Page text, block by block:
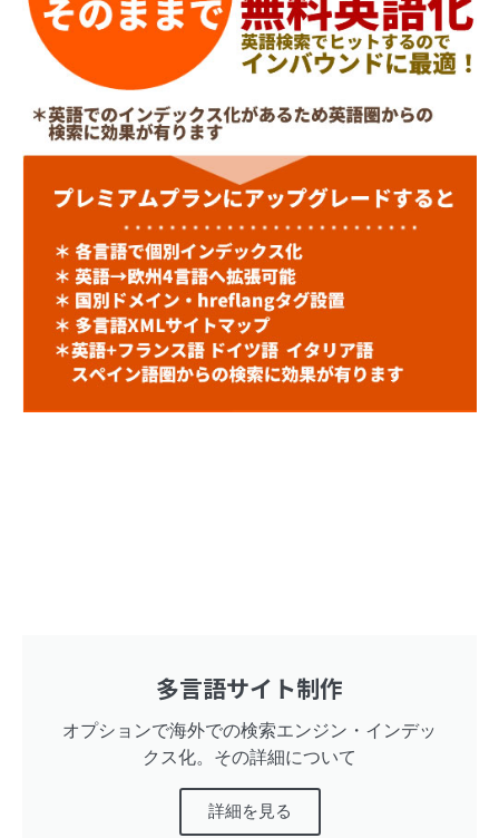
多言語サイト制作
オプションで海外での検索エンジン・インデッ
クス化。その詳細について
詳細を見る